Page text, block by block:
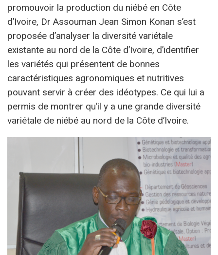
promouvoir la production du niébé en Côte
d’Ivoire, Dr Assouman Jean Simon Konan s’est
proposée d’analyser la diversité variétale
existante au nord de la Côte d’Ivoire, d’identifier
les variétés qui présentent de bonnes
caractéristiques agronomiques et nutritives
pouvant servir à créer des idéotypes. Ce qui lui a
permis de montrer qu’il y a une grande diversité
variétale de niébé au nord de la Côte d’Ivoire.